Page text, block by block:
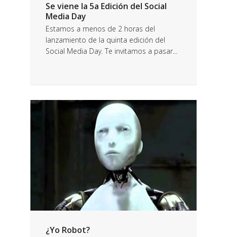
Se viene la 5a Edición del Social
Media Day
Estamos a menos de 2 horas del
lanzamiento de la quinta edición del
Social Media Day. Te invitamos a pasar...
¿Yo Robot?